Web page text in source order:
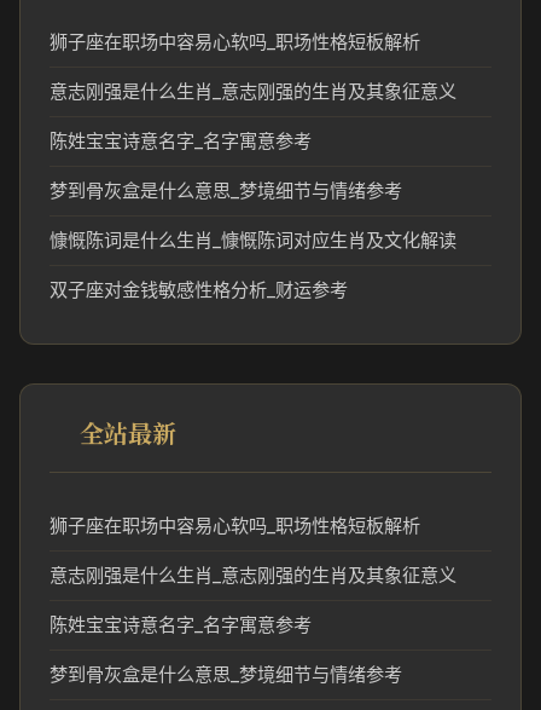
狮子座在职场中容易心软吗_职场性格短板解析
意志刚强是什么生肖_意志刚强的生肖及其象征意义
陈姓宝宝诗意名字_名字寓意参考
梦到骨灰盒是什么意思_梦境细节与情绪参考
慷慨陈词是什么生肖_慷慨陈词对应生肖及文化解读
双子座对金钱敏感性格分析_财运参考
全站最新
狮子座在职场中容易心软吗_职场性格短板解析
意志刚强是什么生肖_意志刚强的生肖及其象征意义
陈姓宝宝诗意名字_名字寓意参考
梦到骨灰盒是什么意思_梦境细节与情绪参考